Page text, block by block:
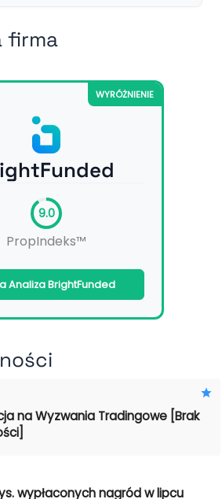
firma
WYRÓŻNIENIE
9.0
PropIndeks™
Analiza BrightFunded
na Wyzwania Tradingowe [Brak
wypłaconych nagród w lipcu